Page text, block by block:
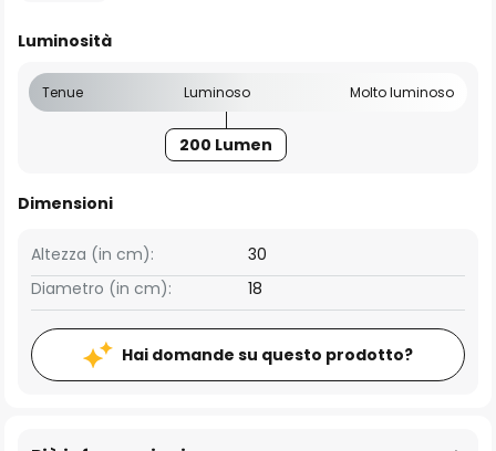
Luminosità
Tenue Luminoso Molto luminoso
200 Lumen
Dimensioni
Altezza (in cm):
30
Diametro (in cm):
18
Hai domande su questo prodotto?